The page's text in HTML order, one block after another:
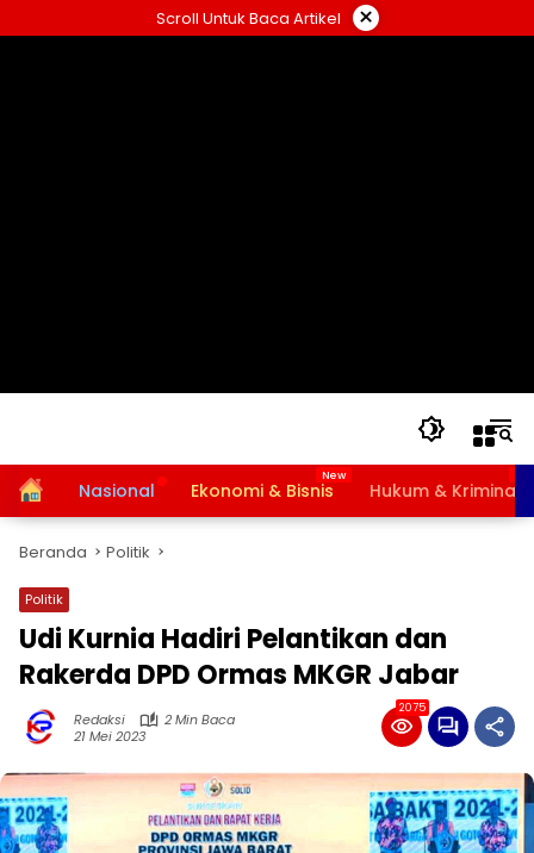
ke
Scroll Untuk Baca Artikel ×
HomeNasional Ekonomi & Bisnis Hukum & Kriminal
Beranda Politik
Politik
Udi Kurnia Hadiri Pelantikan dan
Rakerda DPD Ormas MKGR Jabar
Redaksi
2 Min Baca
21 Mei 2023
2075